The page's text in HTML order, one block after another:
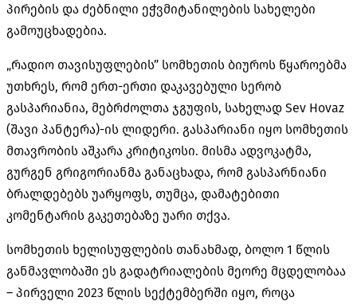
პირების და ძებნილი ეჭვმიტანილების სახელები
გამოუცხადებია.
„რადიო თავისუფლების” სომხეთის ბიუროს წყაროებმა
უთხრეს, რომ ერთ-ერთი დაკავებული სერობ
გასპარიანია, მებრძოლთა ჯგუფის, სახელად Sev Hovaz
(შავი პანტერა)-ის ლიდერი. გასპარიანი იყო სომხეთის
მთავრობის აშკარა კრიტიკოსი. მისმა ადვოკატმა,
გურგენ გრიგორიანმა განაცხადა, რომ გასპარნიანი
ბრალდებებს უარყოფს, თუმცა, დამატებითი
კომენტარის გაკეთებაზე უარი თქვა.
სომხეთის ხელისუფლების თანახმად, ბოლო 1 წლის
განმავლობაში ეს გადატრიალების მეორე მცდელობაა
– პირველი 2023 წლის სექტემბერში იყო, როცა